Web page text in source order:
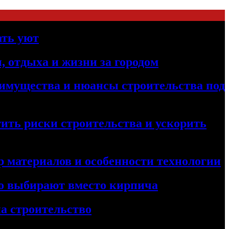
уют
отдыха и жизни за городом
и нюансы строительства под
риски строительства и ускорить
и особенности технологии
выбирают вместо кирпича
строительство